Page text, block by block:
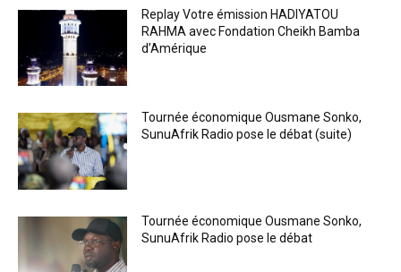
Replay Votre émission HADIYATOU
RAHMA avec Fondation Cheikh Bamba
d’Amérique
Tournée économique Ousmane Sonko,
SunuAfrik Radio pose le débat (suite)
Tournée économique Ousmane Sonko,
SunuAfrik Radio pose le débat